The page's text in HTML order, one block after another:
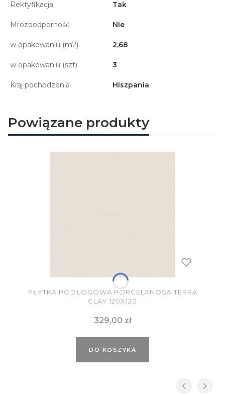
Rektyfikacja Tak
Mrozoodporność Nie
w opakowaniu (m2) 2,68
w opakowaniu (szt) 3
Kraj pochodzenia Hiszpania
Powiązane produkty
PŁYTKA PODŁOGOWA PORCELANOSA TERRA
CLAY 120X120
Cena
329,00 zł
DO KOSZYKA